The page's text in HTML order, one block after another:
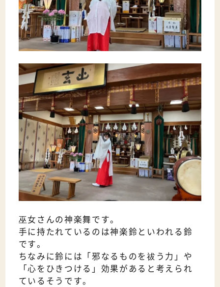
巫女さんの神楽舞です。
手に持たれているのは神楽鈴といわれる鈴
です。
ちなみに鈴には「邪なるものを祓う力」や
「心をひきつける」効果があると考えられ
ているそうです。